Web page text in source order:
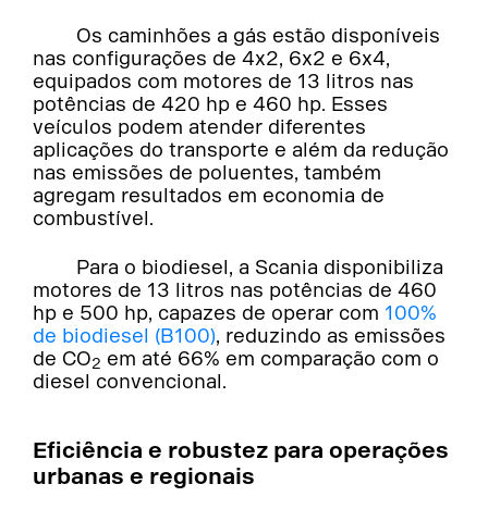
Os caminhões a gás estão disponíveis
nas configurações de 4x2, 6x2 e 6x4,
equipados com motores de 13 litros nas
potências de 420 hp e 460 hp. Esses
veículos podem atender diferentes
aplicações do transporte e além da redução
nas emissões de poluentes, também
agregam resultados em economia de
combustível.
Para o biodiesel, a Scania disponibiliza
motores de 13 litros nas potências de 460
hp e 500 hp, capazes de operar com 100%
de biodiesel (B100), reduzindo as emissões
de CO2 em até 66% em comparação com o
diesel convencional.
Eficiência e robustez para operações
urbanas e regionais